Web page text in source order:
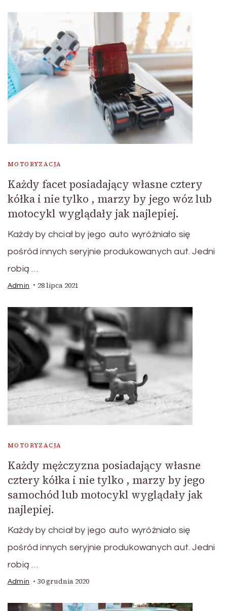
MOTORYZACJA
Każdy facet posiadający własne cztery
kółka i nie tylko , marzy by jego wóz lub
motocykl wyglądały jak najlepiej.
Każdy by chciał by jego auto wyróżniało się
pośród innych seryjnie produkowanych aut. Jedni
robią …
Admin 28 lipca 2021
MOTORYZACJA
Każdy mężczyzna posiadający własne
cztery kółka i nie tylko , marzy by jego
samochód lub motocykl wyglądały jak
najlepiej.
Każdy by chciał by jego auto wyróżniało się
pośród innych seryjnie produkowanych aut. Jedni
robią …
Admin 30 grudnia 2020